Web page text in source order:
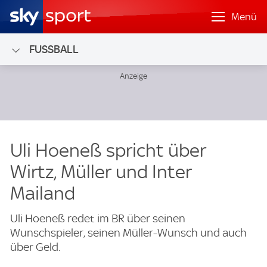
Menü
FUSSBALL
Uli Hoeneß spricht über
Wirtz, Müller und Inter
Mailand
Uli Hoeneß redet im BR über seinen
Wunschspieler, seinen Müller-Wunsch und auch
über Geld.